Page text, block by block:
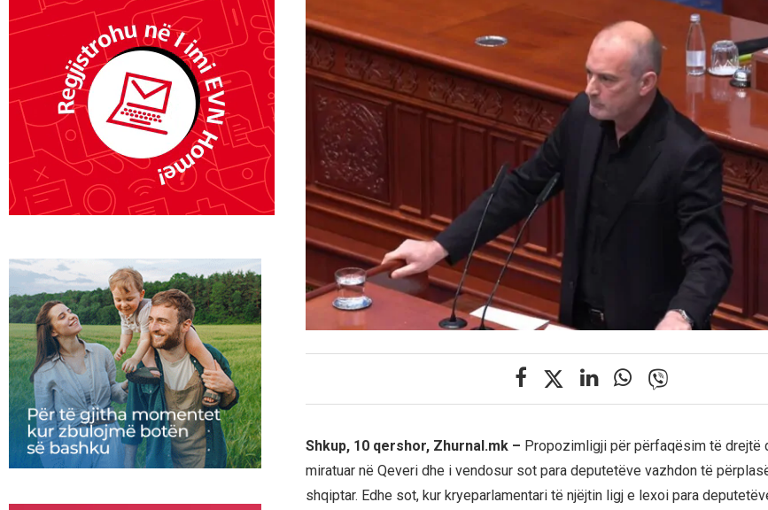
Shkup, 10 qershor, Zhurnal.mk – Propozimligji për përfaqësim të drejtë
miratuar në Qeveri dhe i vendosur sot para deputetëve vazhdon të
shqiptar. Edhe sot, kur kryeparlamentari të njëjtin ligj e lexoi para